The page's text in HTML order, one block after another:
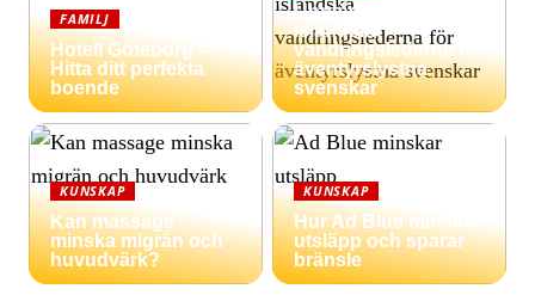
FAMILJ
Hotell Göteborg –
Hitta ditt perfekta
boende
Upptäck de bästa
isländska
vandringslederna för
äventyrslystna
svenskar
KUNSKAP
Kan massage
minska migrän och
huvudvärk?
KUNSKAP
Hur Ad Blue minskar
utsläpp och sparar
bränsle